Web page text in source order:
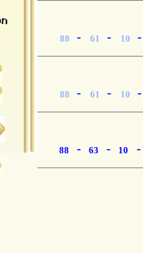
88 - 61 - 10 -
88 - 61 - 10 -
88 - 63 - 10 -